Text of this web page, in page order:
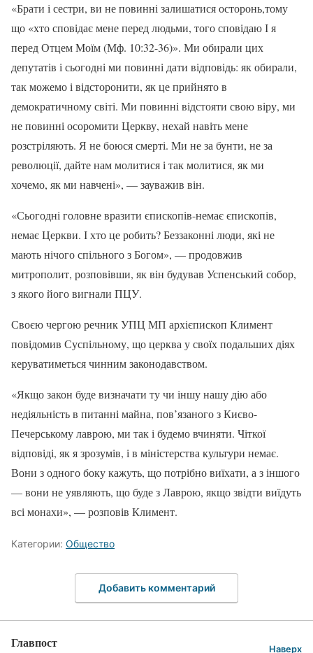
«Брати і сестри, ви не повинні залишатися осторонь,тому
що «хто сповідає мене перед людьми, того сповідаю І я
перед Отцем Моїм (Мф. 10:32-36)». Ми обирали цих
депутатів і сьогодні ми повинні дати відповідь: як обирали,
так можемо і відсторонити, як це прийнято в
демократичному світі. Ми повинні відстояти свою віру, ми
не повинні осоромити Церкву, нехай навіть мене
розстріляють. Я не боюся смерті. Ми не за бунти, не за
революції, дайте нам молитися і так молитися, як ми
хочемо, як ми навчені», — зауважив він.
«Сьогодні головне вразити єпископів-немає єпископів,
немає Церкви. І хто це робить? Беззаконні люди, які не
мають нічого спільного з Богом», — продовжив
митрополит, розповівши, як він будував Успенський собор,
з якого його вигнали ПЦУ.
Своєю чергою речник УПЦ МП архієпископ Климент
повідомив Суспільному, що церква у своїх подальших діях
керуватиметься чинним законодавством.
«Якщо закон буде визначати ту чи іншу нашу дію або
недіяльність в питанні майна, пов’язаного з Києво-
Печерському лаврою, ми так і будемо вчиняти. Чіткої
відповіді, як я зрозумів, і в міністерства культури немає.
Вони з одного боку кажуть, що потрібно виїхати, а з іншого
— вони не уявляють, що буде з Лаврою, якщо звідти виїдуть
всі монахи», — розповів Климент.
Категории: Общество
Добавить комментарий
Главпост Наверх